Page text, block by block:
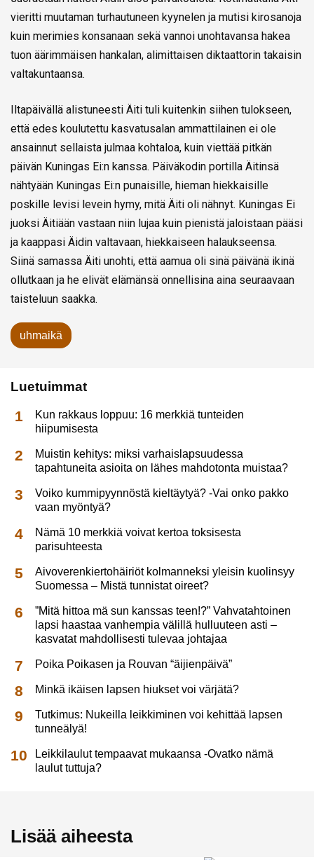
vieritti muutaman turhautuneen kyynelen ja mutisi kirosanoja
kuin merimies konsanaan sekä vannoi unohtavansa hakea
tuon äärimmäisen hankalan, alimittaisen diktaattorin takaisin
valtakuntaansa.
Iltapäivällä alistuneesti Äiti tuli kuitenkin siihen tulokseen,
että edes koulutettu kasvatusalan ammattilainen ei ole
ansainnut sellaista julmaa kohtaloa, kuin viettää pitkän
päivän Kuningas Ei:n kanssa. Päiväkodin portilla Äitinsä
nähtyään Kuningas Ei:n punaisille, hieman hiekkaisille
poskille levisi levein hymy, mitä Äiti oli nähnyt. Kuningas Ei
juoksi Äitiään vastaan niin lujaa kuin pienistä jaloistaan pääsi
ja kaappasi Äidin valtavaan, hiekkaiseen halaukseensa.
Siinä samassa Äiti unohti, että aamua oli sinä päivänä ikinä
ollutkaan ja he elivät elämänsä onnellisina aina seuraavaan
taisteluun saakka.
uhmaikä
Luetuimmat
Kun rakkaus loppuu: 16 merkkiä tunteiden
hiipumisesta
Muistin kehitys: miksi varhaislapsuudessa
tapahtuneita asioita on lähes mahdotonta muistaa?
Voiko kummipyynnöstä kieltäytyä? -Vai onko pakko
vaan myöntyä?
Nämä 10 merkkiä voivat kertoa toksisesta
parisuhteesta
Aivoverenkiertohäiriöt kolmanneksi yleisin kuolinsyy
Suomessa – Mistä tunnistat oireet?
”Mitä hittoa mä sun kanssas teen!?” Vahvatahtoinen
lapsi haastaa vanhempia välillä hulluuteen asti –
kasvatat mahdollisesti tulevaa johtajaa
Poika Poikasen ja Rouvan “äijienpäivä”
Minkä ikäisen lapsen hiukset voi värjätä?
Tutkimus: Nukeilla leikkiminen voi kehittää lapsen
tunneälyä!
Leikkilaulut tempaavat mukaansa -Ovatko nämä
laulut tuttuja?
Lisää aiheesta